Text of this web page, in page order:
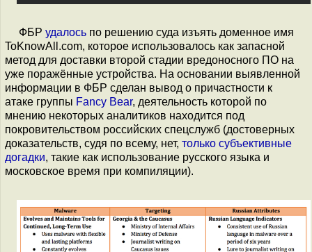
ФБР удалось по решению суда изъять доменное имя
ToKnowAll.com, которое использовалось как запасной
метод для доставки второй стадии вредоносного ПО на
уже поражённые устройства. На основании выявленной
информации в ФБР сделан вывод о причастности к
атаке группы Fancy Bear, деятельность которой по
мнению некоторых аналитиков находится под
покровительством российских спецслужб (достоверных
доказательств, судя по всему, нет, только субъективные
догадки, такие как использование русского языка и
московское время при компиляции).